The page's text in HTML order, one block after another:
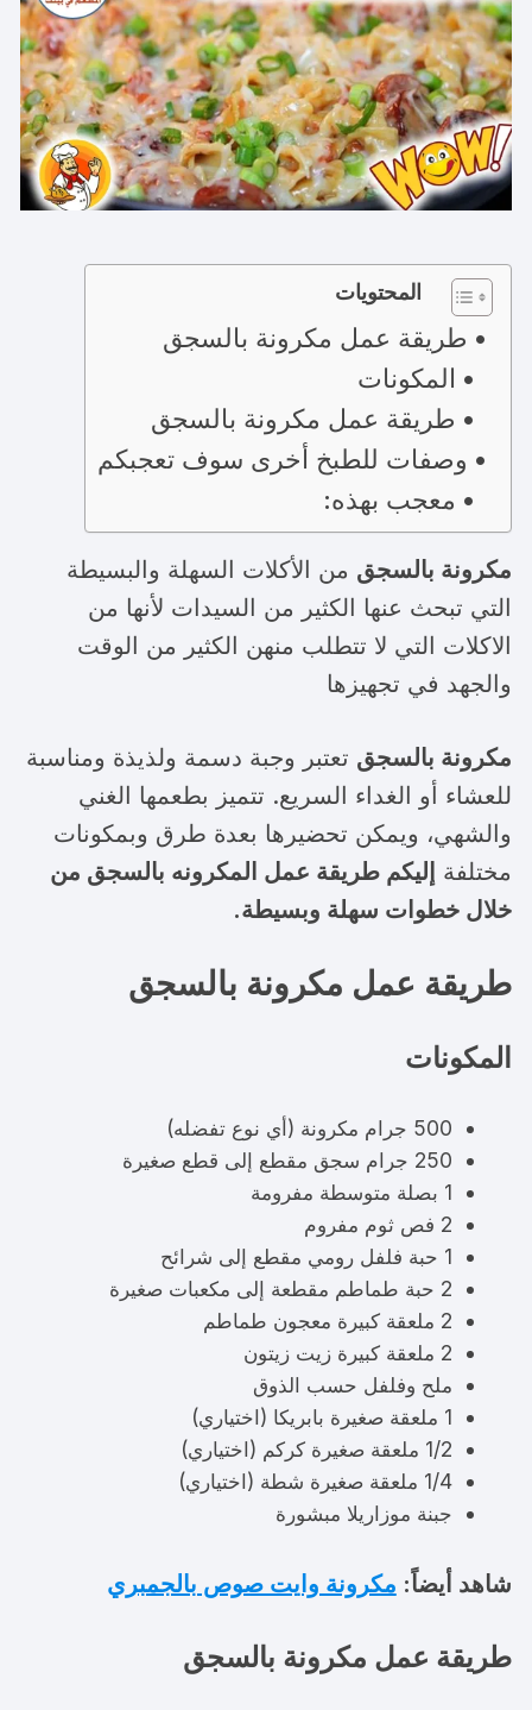
المحتويات
طريقة عمل مكرونة بالسجق
المكونات
طريقة عمل مكرونة بالسجق
وصفات للطبخ أخرى سوف تعجبكم
معجب بهذه:
مكرونة بالسجق من الأكلات السهلة والبسيطة
التي تبحث عنها الكثير من السيدات لأنها من
الاكلات التي لا تتطلب منهن الكثير من الوقت
والجهد في تجهيزها
مكرونة بالسجق تعتبر وجبة دسمة ولذيذة ومناسبة
للعشاء أو الغداء السريع. تتميز بطعمها الغني
والشهي، ويمكن تحضيرها بعدة طرق وبمكونات
مختلفة إليكم طريقة عمل المكرونه بالسجق من
خلال خطوات سهلة وبسيطة.
طريقة عمل مكرونة بالسجق
المكونات
500 جرام مكرونة (أي نوع تفضله)
250 جرام سجق مقطع إلى قطع صغيرة
1 بصلة متوسطة مفرومة
2 فص ثوم مفروم
1 حبة فلفل رومي مقطع إلى شرائح
2 حبة طماطم مقطعة إلى مكعبات صغيرة
2 ملعقة كبيرة معجون طماطم
2 ملعقة كبيرة زيت زيتون
ملح وفلفل حسب الذوق
1 ملعقة صغيرة بابريكا (اختياري)
1/2 ملعقة صغيرة كركم (اختياري)
1/4 ملعقة صغيرة شطة (اختياري)
جبنة موزاريلا مبشورة
شاهد أيضاً: مكرونة وايت صوص بالجمبري
طريقة عمل مكرونة بالسجق